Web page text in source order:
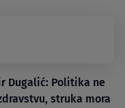
Dugalić: Politika ne
struka mora